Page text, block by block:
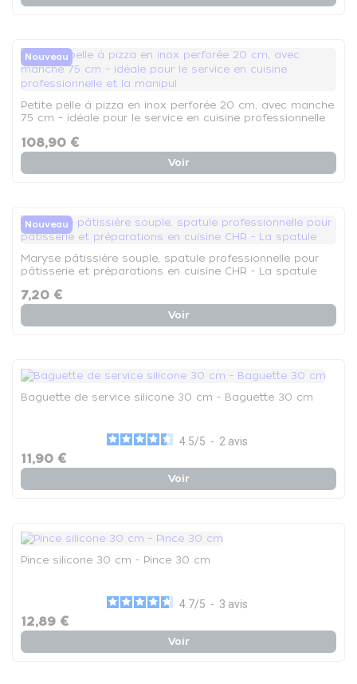
Nouveau
Petite pelle à pizza en inox perforée 20 cm, avec manche
75 cm – idéale pour le service en cuisine professionnelle
108,90 €
Voir
Nouveau
Maryse pâtissière souple, spatule professionnelle pour
pâtisserie et préparations en cuisine CHR - La spatule
7,20 €
Voir
Baguette de service silicone 30 cm - Baguette 30 cm
4.5/5 - 2 avis
11,90 €
Voir
Pince silicone 30 cm - Pince 30 cm
4.7/5 - 3 avis
12,89 €
Voir